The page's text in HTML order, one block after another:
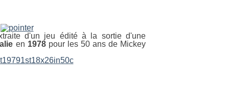
d'un jeu édité à la sortied'une
en 1978pour les 50 ans de Mickey